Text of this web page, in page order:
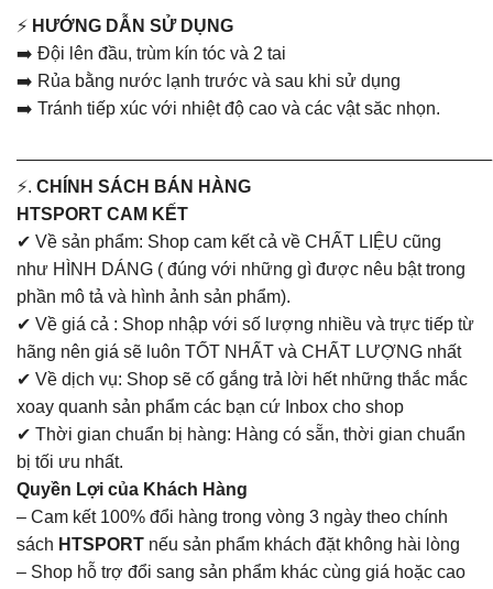
⚡ HƯỚNG DẪN SỬ DỤNG
➡️ Đội lên đầu, trùm kín tóc và 2 tai
➡️ Rủa bằng nước lạnh trước và sau khi sử dụng
➡️ Tránh tiếp xúc với nhiệt độ cao và các vật săc nhọn.
⚡. CHÍNH SÁCH BÁN HÀNG
HTSPORT CAM KẾT
✔ Về sản phẩm: Shop cam kết cả về CHẤT LIỆU cũng
như HÌNH DÁNG ( đúng với những gì được nêu bật trong
phần mô tả và hình ảnh sản phẩm).
✔ Về giá cả : Shop nhập với số lượng nhiều và trực tiếp từ
hãng nên giá sẽ luôn TỐT NHẤT và CHẤT LƯỢNG nhất
✔ Về dịch vụ: Shop sẽ cố gắng trả lời hết những thắc mắc
xoay quanh sản phẩm các bạn cứ Inbox cho shop
✔ Thời gian chuẩn bị hàng: Hàng có sẵn, thời gian chuẩn
bị tối ưu nhất.
Quyền Lợi của Khách Hàng
– Cam kết 100% đổi hàng trong vòng 3 ngày theo chính
sách HTSPORT nếu sản phẩm khách đặt không hài lòng
– Shop hỗ trợ đổi sang sản phẩm khác cùng giá hoặc cao